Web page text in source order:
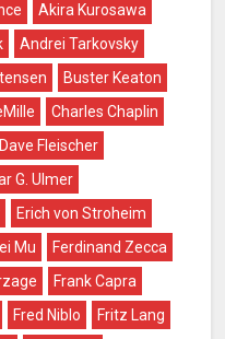
Akira Kurosawa
Andrei Tarkovsky
Buster Keaton
Charles Chaplin
Dave Fleischer
G. Ulmer
Erich von Stroheim
Mu
Ferdinand Zecca
Frank Capra
Fred Niblo
Fritz Lang